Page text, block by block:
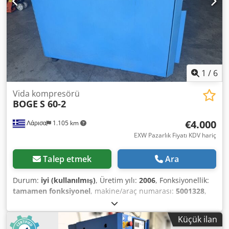
1 / 6
Λάρισα 1.105 km
Vida kompresörü
BOGE S 60-2
€4.000
EXW Pazarlık Fiyatı KDV hariç
Talep etmek Ara
Durum: iyi (kullanılmış), Üretim yılı: 2006, Fonksiyonellik:
tamamen fonksiyonel, makine/araç numarası: 5001328,
, çalışma basıncı:
yenilenmiş ve bakımı yapılmıştır. Hava ünitesi, revizyondan
sonra yalnızca 10 saat çalışmıştır. Dedpjy R Sywjfx Adlskr
Küçük ilan